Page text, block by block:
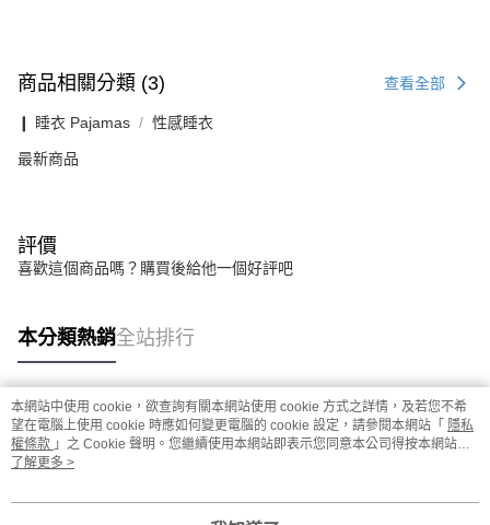
商品相關分類 (3) 查看全部
❙ 睡衣 Pajamas 性感睡衣
最新商品
評價
喜歡這個商品嗎？購買後給他一個好評吧
本分類熱銷全站排行
熱門標籤
本網站中使用 cookie，欲查詢有關本網站使用 cookie 方式之詳情，及若您不希
望在電腦上使用 cookie 時應如何變更電腦的 cookie 設定，請參閱本網站「 隱私
權條款 」之 Cookie 聲明。您繼續使用本網站即表示您同意本公司得按本網站使
用條款之 Cookie 聲明使用 cookie。
了解更多 >